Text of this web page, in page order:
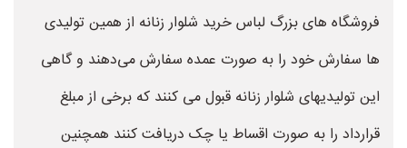
فروشگاه های بزرگ لباس خرید شلوار زنانه از همین تولیدی
ها سفارش خود را به صورت عمده سفارش می‌دهند و گاهی
این تولیدیهای شلوار زنانه قبول می کنند که برخی از مبلغ
قرارداد را به صورت اقساط یا چک دریافت کنند همچنین